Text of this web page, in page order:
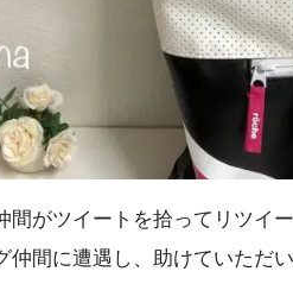
間がツイートを拾ってリツイ
間に遭遇し、助けていただ